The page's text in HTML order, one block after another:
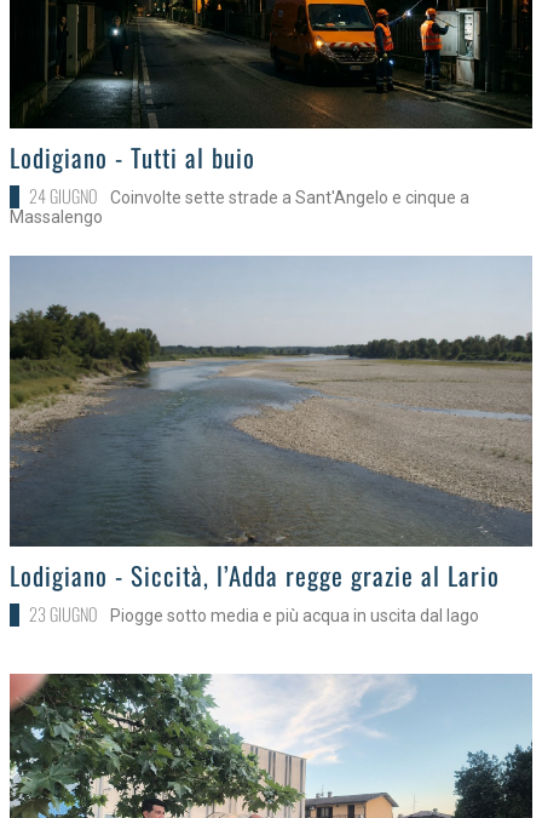
>Lodigiano - Tutti al buio
24 GIUGNO
Coinvolte sette strade a Sant'Angelo e cinque a
Massalengo
>Lodigiano - Siccità, l’Adda regge grazie al Lario
23 GIUGNO Piogge sotto media e più acqua in uscita dal lago